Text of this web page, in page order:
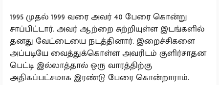
1995 முதல் 1999 வரை அவர் 40 பேரை கொன்று
சாப்பிட்டார். அவர் ஆற்றை சுற்றியுள்ள இடங்களில்
தனது வேட்டையை நடத்தினார். இறைச்சிகளை
அப்படியே வைத்துக்கொள்ள அவரிடம் குளிர்சாதன
பெட்டி இல்லாத்தால் ஒரு வாரத்திற்கு
அதிகப்பட்சமாக இரண்டு பேரை கொன்றாராம்.